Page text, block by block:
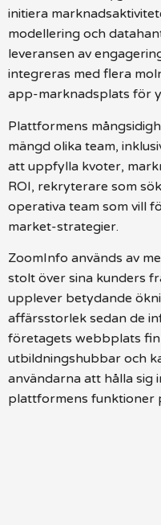
initiera
modellering och
leveransen av
integreras med flera
app-marknadsplats för
Plattformens
mängd olika team,
att uppfylla kvoter,
ROI, rekryterare som
operativa team som vill
market-strategier.
ZoomInfo används av
stolt över sina kunders
upplever betydande
affärsstorlek sedan de
företagets webbplats
utbildningshubbar och
användarna att hålla
plattformens funktioner